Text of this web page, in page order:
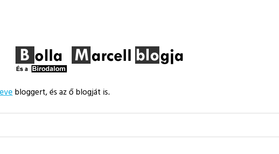
bloggert, és az ő blogját is.